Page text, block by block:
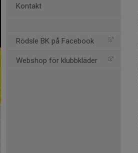
Kontakt
Rödsle BK på Facebook
Webshop för klubbkläder